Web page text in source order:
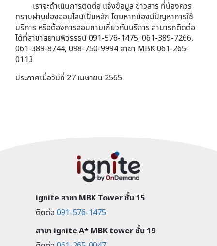
เราจะดำเนินการติดต่อ แจ้งข้อมูล ข่าวสาร ที่น้องควร
ทราบผ่านช่องออนไลน์เป็นหลัก โดยหากน้องมีปัญหาการใช้
บริการ หรือต้องการสอบถามเกี่ยวกับบริการ สามารถติดต่อ
ได้ที่สาขาสยามพิวรรธน์ 091-576-1475, 061-389-7266,
061-389-8744, 098-750-9994 สาขา MBK 061-265-
0113
ประกาศเมื่อวันที่ 27 เมษายน 2565
ignite สาขา MBK Tower ชั้น 15
ติดต่อ091-576-1475
สาขา ignite A* MBK tower ชั้น 19